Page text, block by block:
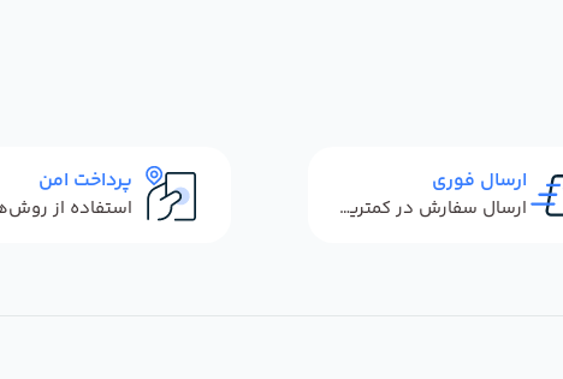
ارسال فوری
ارسال سفارش در کمترین زمان ممکن
پرداخت امن